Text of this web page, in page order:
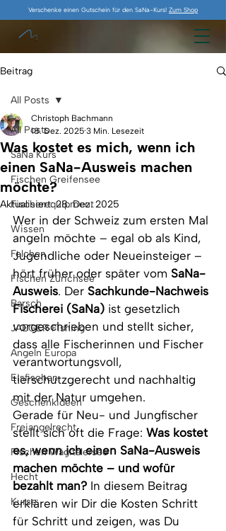
Verschenke einen Gutschein für den SaNa-Kurs! Zum Shop
Beitrag
All Posts
SaNa Kurs
Fischen Greifensee
Fischerequipment
Wissen
Felchen
Fischen Zürichsee
Barsch
JAEGER Fishing
Angeln Europa
Eisfischen
Geschenkideen
Freiangelrecht
Fischen Wägitalersee
Hecht
Kurse
All Posts
Was kostet es mich, wenn ich
einen SaNa-Ausweis machen
möchte?
Christoph Bachmann
18. Dez. 2025 3 Min. Lesezeit
Aktualisiert:28. Dez. 2025
Wer in der Schweiz zum ersten Mal
angeln möchte – egal ob als Kind,
Jugendliche oder Neueinsteiger –
hört früher oder später vom SaNa-
Ausweis. Der Sachkunde-Nachweis
Fischerei (SaNa) ist gesetzlich
vorgeschrieben und stellt sicher,
dass alle Fischerinnen und Fischer
verantwortungsvoll,
tierschutzgerecht und nachhaltig
mit der Natur umgehen.
Gerade für Neu- und Jungfischer
stellt sich oft die Frage: Was kostet
es, wenn ich einen SaNa-Ausweis
machen möchte – und wofür
bezahlt man? In diesem Beitrag
erklären wir Dir die Kosten Schritt
für Schritt und zeigen, was Du